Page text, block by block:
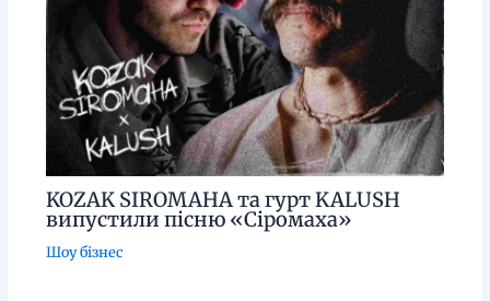
KOZAK SIROMAHA та гурт KALUSH
випустили пісню «Сіромаха»
Шоу бізнес